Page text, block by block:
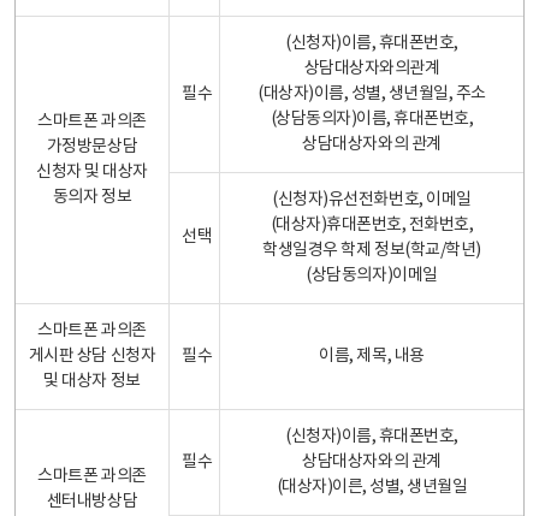
스마트폰 과의존
가정방문상담
신청자 및 대상자
동의자 정보
필수
(신청자)이름, 휴대폰번호,
상담대상자와의관계
(대상자)이름, 성별, 생년월일, 주소
(상담동의자)이름, 휴대폰번호,
상담대상자와의 관계
선택
(신청자)유선전화번호, 이메일
(대상자)휴대폰번호, 전화번호,
학생일경우 학제 정보(학교/학년)
(상담동의자)이메일
스마트폰 과의존
게시판 상담 신청자
및 대상자 정보
필수 이름, 제목, 내용
스마트폰 과의존
센터내방상담
필수
(신청자)이름, 휴대폰번호,
상담대상자와의 관계
(대상자)이른, 성별, 생년월일